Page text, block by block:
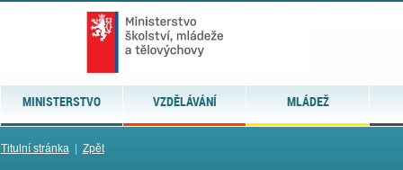
MINISTERSTVO VZDĚLÁVÁNÍ MLÁDEŽ
Titulní stránka| Zpět